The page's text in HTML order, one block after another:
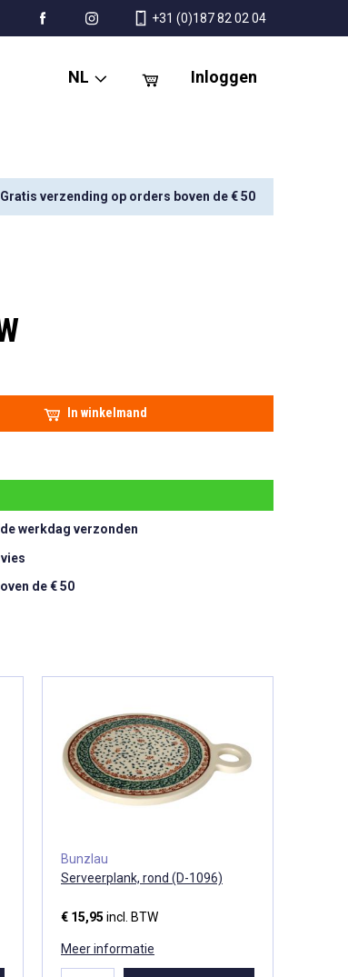
NL Inloggen
+31 (0)187 82 02 04
Gratis verzending op orders boven de € 50
In winkelmand
werkdag verzonden
de € 50
Bunzlau
Serveerplank, rond (D-1096)
€ 15,95 incl. BTW
Meer informatie